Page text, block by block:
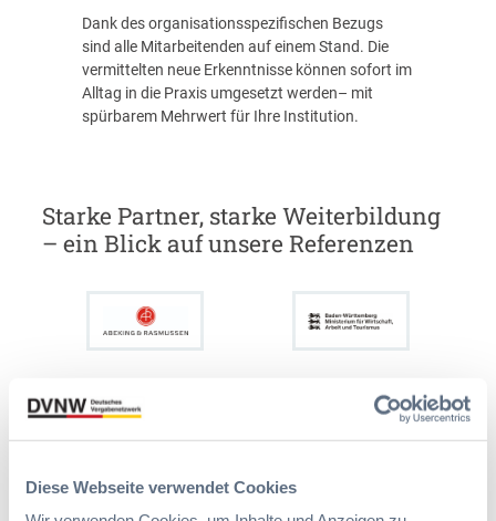
Diese Webseite verwendet Cookies
Dank des organisationsspezifischen Bezugs
sind alle Mitarbeitenden auf einem Stand. Die
vermittelten neue Erkenntnisse können sofort im
Alltag in die Praxis umgesetzt werden– mit
spürbarem Mehrwert für Ihre Institution.
Starke Partner, starke Weiterbildung
– ein Blick auf unsere Referenzen